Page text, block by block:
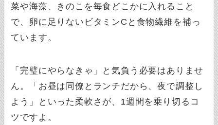
菜や海藻、きのこを毎食どこかに入れること
で、卵に足りないビタミンCと食物繊維を補っ
ています。
「完璧にやらなきゃ」と気負う必要はありませ
ん。「お昼は同僚とランチだから、夜で調整し
よう」といった柔軟さが、1週間を乗り切るコ
ツですよ。